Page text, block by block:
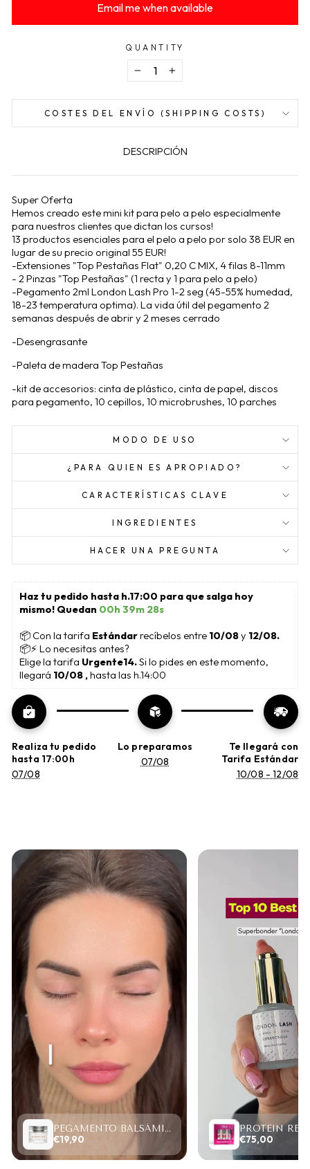
Email me when available
QUANTITY
− +
COSTES DEL ENVÍO (SHIPPING COSTS)
DESCRIPCIÓN
Super Oferta
Hemos creado este mini kit para pelo a pelo especialmente
para nuestros clientes que dictan los cursos!
13 productos esenciales para el pelo a pelo por solo 38 EUR en
lugar de su precio original 55 EUR!
-Extensiones "Top Pestañas Flat" 0,20 C MIX, 4 filas 8-11mm
- 2 Pinzas "Top Pestañas" (1 recta y 1 para pelo a pelo)
-Pegamento 2ml London Lash Pro 1-2 seg (45-55% humedad,
18-23 temperatura optima). La vida útil del pegamento 2
semanas después de abrir y 2 meses cerrado
-Desengrasante
-Paleta de madera Top Pestañas
-kit de accesorios: cinta de plástico, cinta de papel, discos
para pegamento, 10 cepillos, 10 microbrushes, 10 parches
MODO DE USO
¿PARA QUIEN ES APROPIADO?
CARACTERÍSTICAS CLAVE
INGREDIENTES
HACER UNA PREGUNTA
Haz tu pedido hasta h.17:00 para que salga hoy
mismo! Quedan 00h 39m 28s
📦 Con la tarifa Estándar recíbelos entre 10/08 y 12/08.
📦⚡ Lo necesitas antes?
Elige la tarifa Urgente14. Si lo pides en este momento,
llegará 10/08 , hasta las h.14:00
Realiza tu pedido
hasta 17:00h
07/08
Lo preparamos
07/08
Te llegará con
Tarifa Estándar
10/08 - 12/08
PEGAMENTO BALSÁMICO CLEAR LASH 15ML
€19,90 €75,00